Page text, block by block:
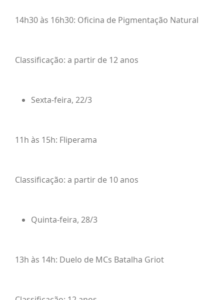
14h30 às 16h30: Oficina de Pigmentação Natural
Classificação: a partir de 12 anos
Sexta-feira, 22/3
11h às 15h: Fliperama
Classificação: a partir de 10 anos
Quinta-feira, 28/3
13h às 14h: Duelo de MCs Batalha Griot